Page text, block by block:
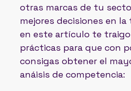
otras marcas de tu
mejores decisiones en
en este artículo te traigo
prácticas para que con
consigas obtener el
anáisis de competencia: